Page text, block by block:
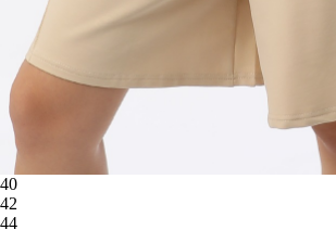
40
42
44